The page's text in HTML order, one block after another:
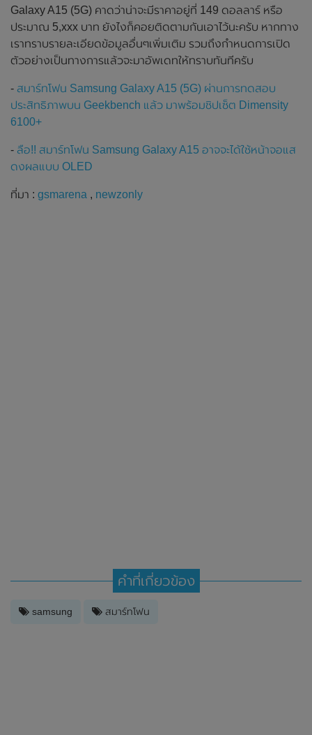
Galaxy A15 (5G) คาดว่าน่าจะมีราคาอยู่ที่ 149 ดอลลาร์ หรือ
ประมาณ 5,xxx บาท ยังไงก็คอยติดตามกันเอาไว้นะครับ หากทาง
เราทราบรายละเอียดข้อมูลอื่นๆเพิ่มเติม รวมถึงกำหนดการเปิด
ตัวอย่างเป็นทางการแล้วจะมาอัพเดทให้ทราบทันทีครับ
- สมาร์ทโฟน Samsung Galaxy A15 (5G) ผ่านการทดสอบ
ประสิทธิภาพบน Geekbench แล้ว มาพร้อมชิปเซ็ต Dimensity
6100+
- ลือ!! สมาร์ทโฟน Samsung Galaxy A15 อาจจะได้ใช้หน้าจอแส
ดงผลแบบ OLED
ที่มา : gsmarena , newzonly
คำที่เกี่ยวข้อง
samsung สมาร์ทโฟน